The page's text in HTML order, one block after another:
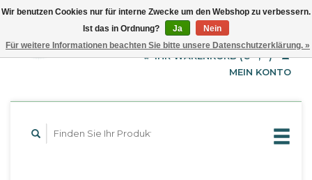
EUR
GBP
USD
English
Français
IHR WARENKORB (€--,--)
MEIN KONTO
Wir benutzen Cookies nur für interne Zwecke um den Webshop zu verbessern.
Ist das in Ordnung?
Ja
Nein
Für weitere Informationen beachten Sie bitte unsere Datenschutzerklärung. »